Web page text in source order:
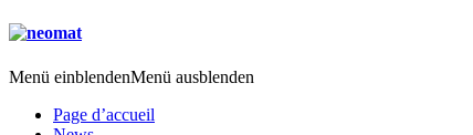
Menü einblendenMenü ausblenden
Page d’accueil